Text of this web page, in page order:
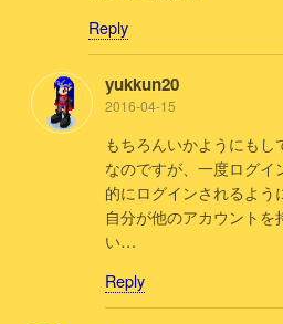
Reply
yukkun20
2016-04-15
もちろんいかようにもし
なのですが、一度ログ
的にログインされるよう
自分が他のアカウント
い…
Reply